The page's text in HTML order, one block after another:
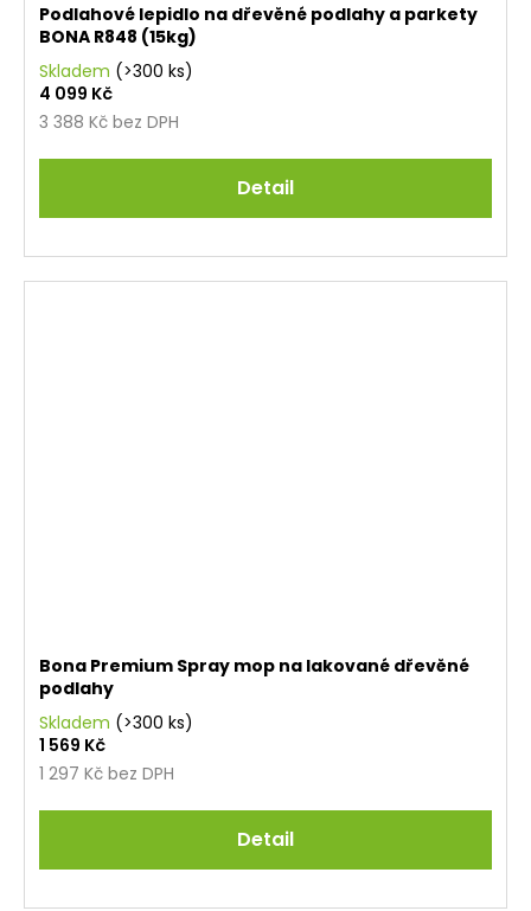
Podlahové lepidlo na dřevěné podlahy a parkety
BONA R848 (15kg)
Skladem (>300 ks)
3 388 Kč bez DPH
4 099 Kč
Detail
Bona Premium Spray mop na lakované dřevěné
podlahy
Skladem (>300 ks)
1 297 Kč bez DPH
1 569 Kč
Detail